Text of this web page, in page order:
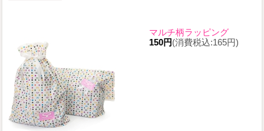
マルチ柄ラッピング
150円(消費税込:165円)